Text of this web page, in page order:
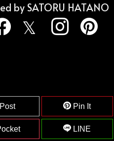
by SATORU HATANO
Post Pin It
LINE